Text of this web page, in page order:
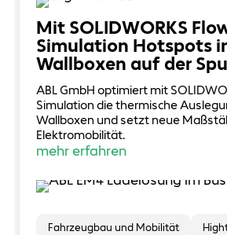
Mit SOLIDWORKS
Simulation Hotspots
Wallboxen auf der
ABL GmbH optimiert mit
Simulation die thermische
Wallboxen und setzt neue
Elektromobilität.
mehr erfahren
Fahrzeugbau und Mobilität